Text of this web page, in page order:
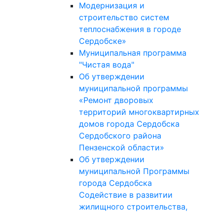
Модернизация и
строительство систем
теплоснабжения в городе
Сердобске»
Муниципальная программа
"Чистая вода"
Об утверждении
муниципальной программы
«Ремонт дворовых
территорий многоквартирных
домов города Сердобска
Сердобского района
Пензенской области»
Об утверждении
муниципальной Программы
города Сердобска
Содействие в развитии
жилищного строительства,